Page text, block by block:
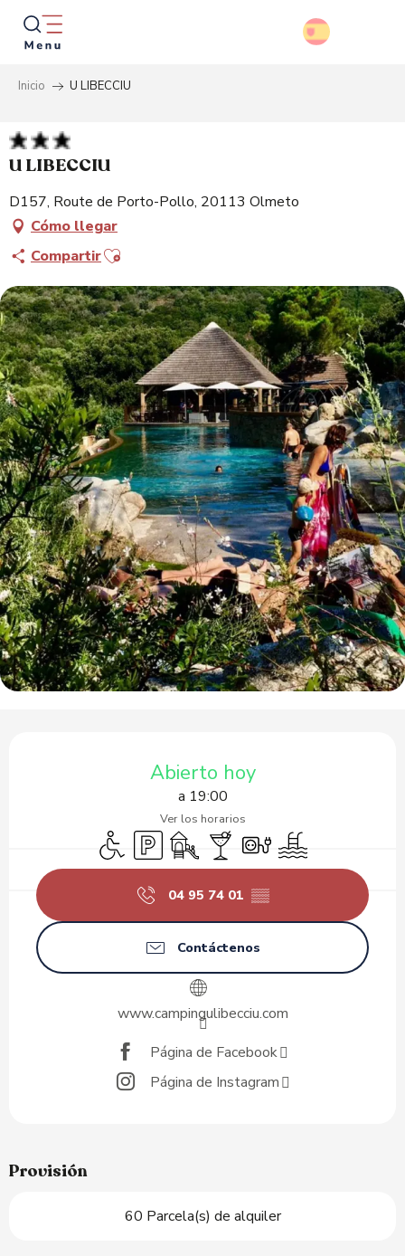
Aller
contenu
principal
Inicio U LIBECCIU
U LIBECCIU
D157, Route de Porto-Pollo, 20113 Olmeto
Cómo llegar
CompartirAjouter aux favoris
Abierto hoy
a 19:00
Ver los horarios
Acceso para minusválidos
Aparcamiento
Juegos infantiles / Zona de juegos
Bar / Refrigerio
Conexiones eléctricas
Piscina
04 95 74 01 ▒▒
Contáctenos
www.campingulibecciu.com
Página de Facebook
Página de Instagram
Provisión
60 Parcela(s) de alquiler